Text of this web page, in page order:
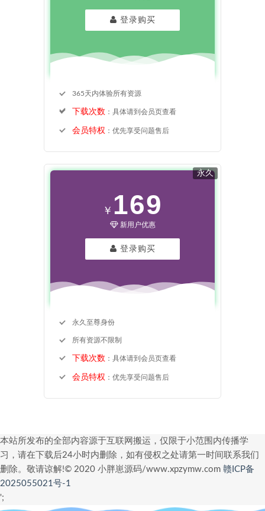
登录购买
365天内体验所有资源
下载次数 ：具体请到会员页查看
会员特权 ：优先享受问题售后
永久
￥ 169
新用户优惠
登录购买
永久至尊身份
所有资源不限制
下载次数 ：具体请到会员页查看
会员特权 ：优先享受问题售后
本站所发布的全部内容源于互联网搬运，仅限于小范围内传播学
习，请在下载后24小时内删除，如有侵权之处请第一时间联系我们
删除。敬请谅解!© 2020 小胖崽源码/www.xpzymw.com 赣ICP备
2025055021号-1
';